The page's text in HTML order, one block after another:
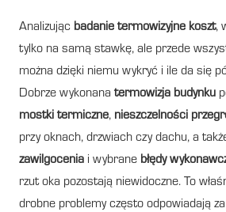
Analizując badanie termowizyjne koszt,
tylko na samą stawkę, ale przede
można dzięki niemu wykryć i ile da się
Dobrze wykonana termowizja budynku
mostki termiczne, nieszczelności
przy oknach, drzwiach czy dachu, a
zawilgocenia i wybrane błędy
rzut oka pozostają niewidoczne. To
drobne problemy często odpowiadają